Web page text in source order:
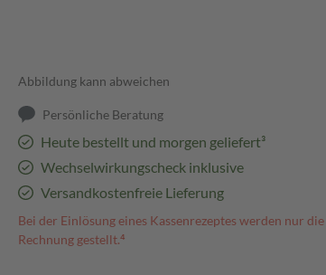
Abbildung kann abweichen
Persönliche Beratung
Heute bestellt und morgen geliefert³
Wechselwirkungscheck inklusive
Versandkostenfreie Lieferung
Bei der Einlösung eines Kassenrezeptes werden nur
Rechnung gestellt.⁴